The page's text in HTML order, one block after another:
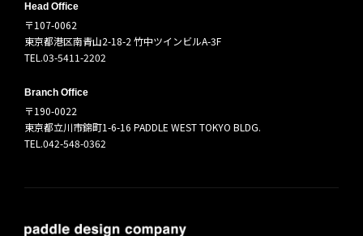
Head Office
〒107-0062
東京都港区南青山2-18-2 竹中ツインビルA-3F
TEL.03-5411-2202
Branch Office
〒190-0022
東京都立川市錦町1-6-16 PADDLE WEST TOKYO BLDG.
TEL.042-548-0362